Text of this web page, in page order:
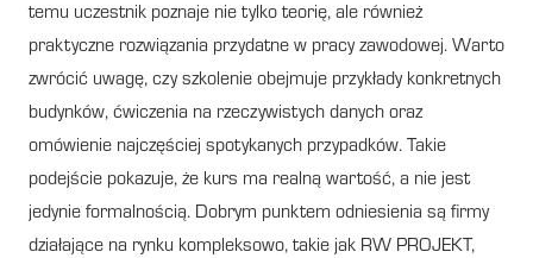
temu uczestnik poznaje nie tylko teorię, ale również
praktyczne rozwiązania przydatne w pracy zawodowej. Warto
zwrócić uwagę, czy szkolenie obejmuje przykłady konkretnych
budynków, ćwiczenia na rzeczywistych danych oraz
omówienie najczęściej spotykanych przypadków. Takie
podejście pokazuje, że kurs ma realną wartość, a nie jest
jedynie formalnością. Dobrym punktem odniesienia są firmy
działające na rynku kompleksowo, takie jak RW PROJEKT,